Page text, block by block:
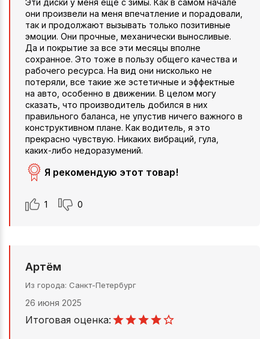
они произвели на меня впечатление и порадовали,
так и продолжают вызывать только позитивные
эмоции. Они прочные, механически выносливые.
Да и покрытие за все эти месяцы вполне
сохранное. Это тоже в пользу общего качества и
рабочего ресурса. На вид они нисколько не
потеряли, все такие же эстетичные и эффектные
на авто, особенно в движении. В целом могу
сказать, что производитель добился в них
правильного баланса, не упустив ничего важного в
конструктивном плане. Как водитель, я это
прекрасно чувствую. Никаких вибраций, гула,
каких-либо недоразумений.
Я рекомендую этот товар!
1 0
Артём
Из города Санкт-Петербург
26 июня 2025
Итоговая оценка: